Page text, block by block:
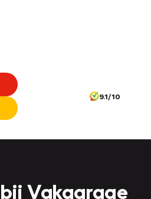
9.1/10
Vakgarage